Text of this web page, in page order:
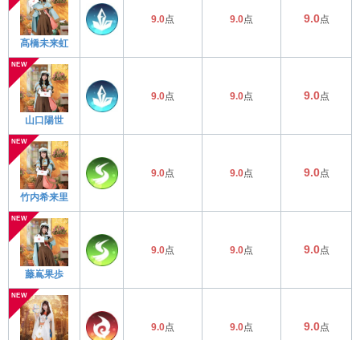
髙橋未来虹
9.0点 9.0点 9.0点
山口陽世
9.0点 9.0点 9.0点
竹内希来里
9.0点 9.0点 9.0点
藤嶌果歩
9.0点 9.0点 9.0点
9.0点 9.0点 9.0点